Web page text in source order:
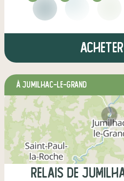
à Jumilhac-le-Grand
Relais de